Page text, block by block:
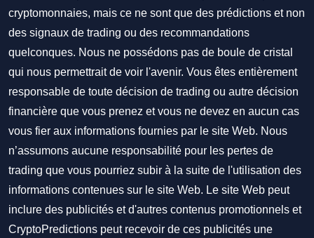
cryptomonnaies, mais ce ne sont que des prédictions et non
des signaux de trading ou des recommandations
quelconques. Nous ne possédons pas de boule de cristal
qui nous permettrait de voir l'avenir. Vous êtes entièrement
responsable de toute décision de trading ou autre décision
financière que vous prenez et vous ne devez en aucun cas
vous fier aux informations fournies par le site Web. Nous
n’assumons aucune responsabilité pour les pertes de
trading que vous pourriez subir à la suite de l'utilisation des
informations contenues sur le site Web. Le site Web peut
inclure des publicités et d'autres contenus promotionnels et
CryptoPredictions peut recevoir de ces publicités une